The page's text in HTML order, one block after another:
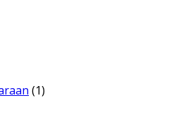
(1)